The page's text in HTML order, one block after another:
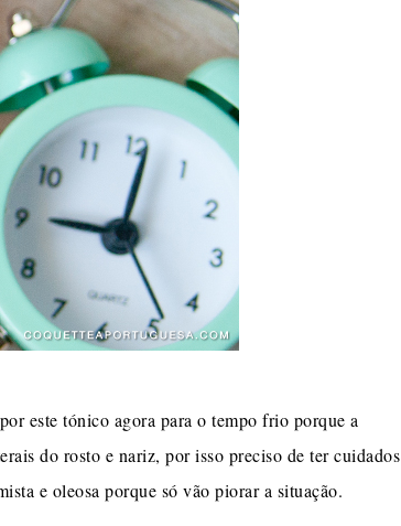
este tónico agora para o tempo frio porque a
do rosto e nariz, por isso preciso de ter cuidados
e oleosa porque só vão piorar a situação.